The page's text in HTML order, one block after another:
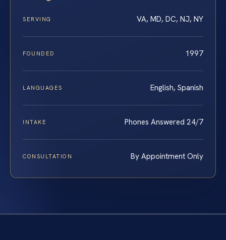
SERVING VA, MD, DC, NJ, NY
FOUNDED 1997
LANGUAGES English, Spanish
INTAKE Phones Answered 24/7
CONSULTATION By Appointment Only